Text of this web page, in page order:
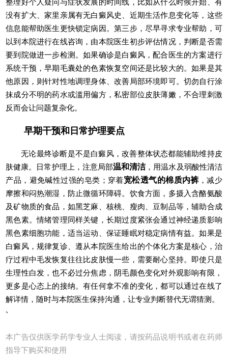
整理好个人疑问与症状发展的时间线，比如从什么时候开始、有
没有扩大、家里亲属有无白癜风史、近期生活作息变化等，这些
信息能帮助医生更快锁定病因。第三步，尽早寻求专业帮助，可
以到本院进行在线咨询，由本院医生初步评估情况，判断是否需
要到院做进一步检测。如果确诊是白癜风，配合医生的方案进行
系统干预，早期毛囊处的色素恢复空间还是比较大的。如果是其
他原因，则针对性地调理身体、改善局部环境即可。切勿自行涂
抹成分不明的药水或滥用偏方，私密部位皮肤薄嫩，不合理刺激
反而会让问题复杂化。
早期干预和日常护理要点
无论最终诊断是不是白癜风，改善整体状态都能辅助维持皮
肤健康。日常护理上，注意局部温和清洁，用温水及弱酸性清洁
产品，避免碱性过强的皂类；穿着宽松透气的棉质内裤，减少
摩擦和闷热潮湿，防止微循环障碍。饮食方面，多摄入含酪氨酸
及矿物质的食品，如黑芝麻、核桃、瘦肉、豆制品等，辅助合成
黑色素。情绪管理同样关键，长期过度紧张会通过神经递质影响
黑色素细胞功能，适当运动、保证睡眠对稳定病情有益。如果是
白癜风，规律复诊、遵从本院医生给出的个体化方案是核心，治
疗过程中毛发恢复往往比皮肤慢一些，需要耐心坚持。即使只是
生理性白发，也不必过分焦虑，阴毛颜色变化对外观影响有限，
更多是心态上的接纳。有任何拿不准的变化，都可以通过在线了
解详情，随时与本院医生保持沟通，让专业判断替代无谓猜测。
`
本广告仅供医学药学专业人士阅读，请按药品说明书或者在药师
指导下购买和使用